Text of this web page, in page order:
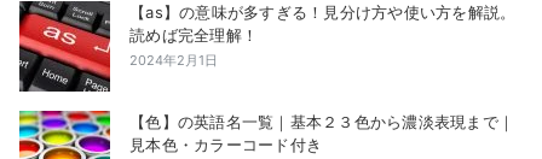
【as】の意味が多すぎる！見分け方や使い方を解説。
読めば完全理解！
2024年2月1日
【色】の英語名一覧｜基本２３色から濃淡表現まで｜
見本色・カラーコード付き